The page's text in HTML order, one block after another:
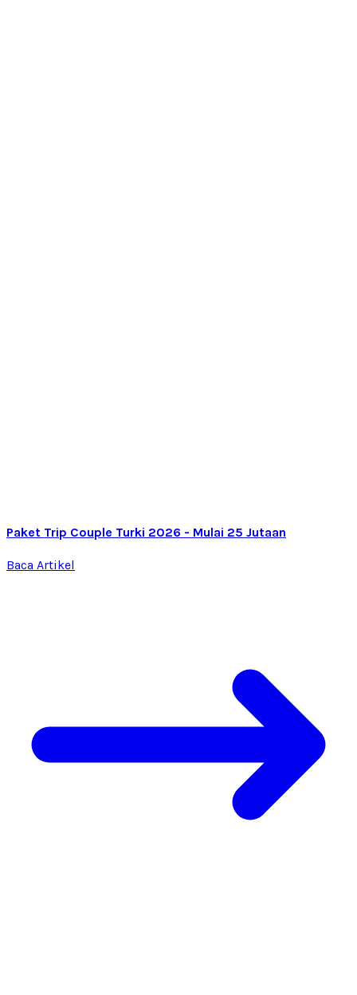
Paket Trip Couple Turki 2026 - Mulai 25 Jutaan
Baca Artikel